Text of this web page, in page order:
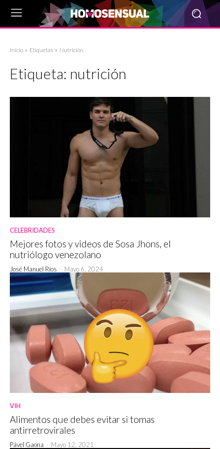
Inicio Etiquetas Nutrición
Etiqueta: nutrición
CELEBRIDADES
Mejores fotos y videos de Sosa Jhons, el
nutriólogo venezolano
José Manuel Ríos - Mayo 6, 2024
VIH
Alimentos que debes evitar si tomas
antirretrovirales
Pável Gaona - Mayo 12, 2021